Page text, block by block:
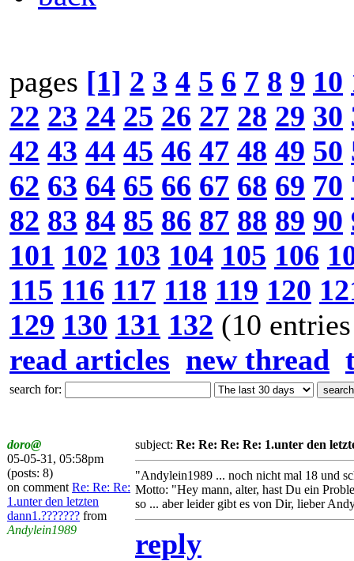
pages [1] 2 3 4 5 6 7 8 9 10
22 23 24 25 26 27 28 29 30
42 43 44 45 46 47 48 49 50
62 63 64 65 66 67 68 69 70
82 83 84 85 86 87 88 89 90
101 102 103 104 105 106
115 116 117 118 119 120
129 130 131 132 (10
read articles new thread
search for:
doro@
05-05-31, 05:58pm
(posts: 8)
on comment Re: Re: Re:
1.unter den letzten
dann1.??????? from
Andylein1989
subject: Re: Re: Re: Re: 1.unter den
"Andylein1989 ... noch nicht mal 18 und
Motto: "Hey mann, alter, hast Du ein
so ... aber leider gibt es von Dir, lieber
reply